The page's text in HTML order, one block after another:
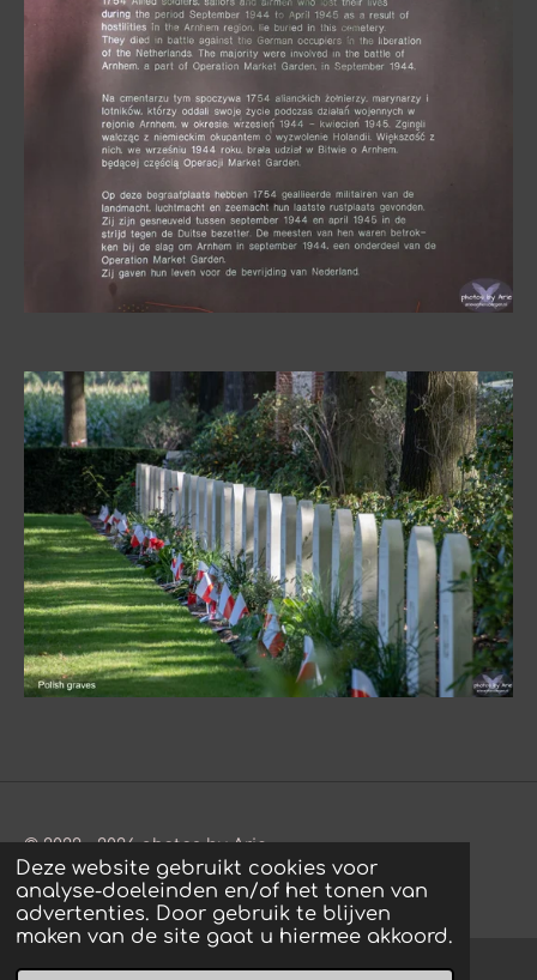
Deze website gebruikt cookies voor
analyse-doeleinden en/of het tonen van
advertenties. Door gebruik te blijven
maken van de site gaat u hiermee akkoord.
© 2022 - 2026 photos by Arie
Powered byJouwWeb